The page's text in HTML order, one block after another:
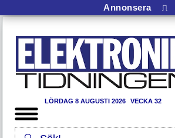
Annonsera ⎍
LÖRDAG 8 AUGUSTI 2026 VECKA 32